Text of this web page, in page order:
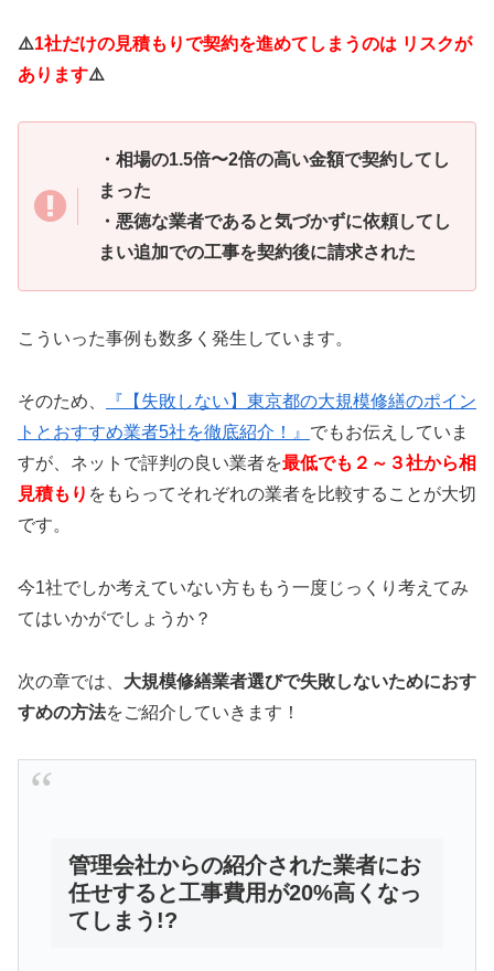
⚠️1社だけの見積もりで契約を進めてしまうのは リスクが
あります⚠️
・相場の1.5倍〜2倍の高い金額で契約してし
まった
・悪徳な業者であると気づかずに依頼してし
まい追加での工事を契約後に請求された
こういった事例も数多く発生しています。
そのため、
『【失敗しない】東京都の大規模修繕のポイン
トとおすすめ業者5社を徹底紹介！』 でもお伝えしていま
すが、 ネットで評判の良い業者を最低でも２～３社から相
見積もり をもらってそれぞれの業者を比較することが大切
です。
今1社でしか考えていない方ももう一度じっくり考えてみ
てはいかがでしょうか？
次の章では、 大規模修繕業者選びで失敗しないためにおす
すめの方法をご紹介していきます！
管理会社からの紹介された業者にお
任せすると工事費用が20%高くなっ
てしまう!?